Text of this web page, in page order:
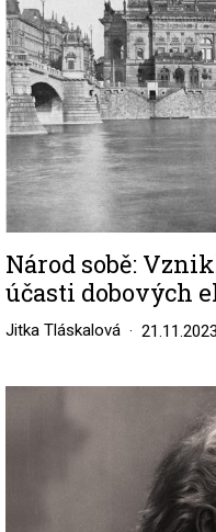
Národ sobě:
účasti dobových
Jitka Tláskalová 21.11.2023